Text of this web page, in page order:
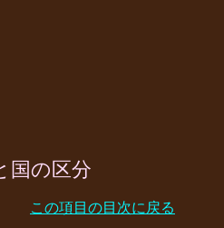
国の区分
この項目の目次に戻る